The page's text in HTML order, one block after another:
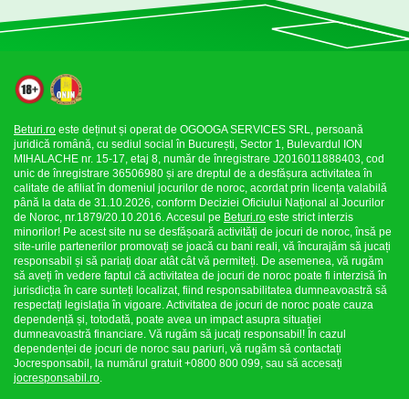
Beturi.ro este deținut și operat de OGOOGA SERVICES SRL, persoană
juridică română, cu sediul social în București, Sector 1, Bulevardul ION
MIHALACHE nr. 15-17, etaj 8, număr de înregistrare J2016011888403, cod
unic de înregistrare 36506980 și are dreptul de a desfășura activitatea în
calitate de afiliat în domeniul jocurilor de noroc, acordat prin licența valabilă
până la data de 31.10.2026, conform Deciziei Oficiului Național al Jocurilor
de Noroc, nr.1879/20.10.2016. Accesul pe Beturi.ro este strict interzis
minorilor! Pe acest site nu se desfășoară activități de jocuri de noroc, însă pe
site-urile partenerilor promovați se joacă cu bani reali, vă încurajăm să jucați
responsabil și să pariați doar atât cât vă permiteți. De asemenea, vă rugăm
să aveți în vedere faptul că activitatea de jocuri de noroc poate fi interzisă în
jurisdicția în care sunteți localizat, fiind responsabilitatea dumneavoastră să
respectați legislația în vigoare. Activitatea de jocuri de noroc poate cauza
dependență și, totodată, poate avea un impact asupra situației
dumneavoastră financiare. Vă rugăm să jucați responsabil! În cazul
dependenței de jocuri de noroc sau pariuri, vă rugăm să contactați
Jocresponsabil, la numărul gratuit +0800 800 099, sau să accesați
jocresponsabil.ro.